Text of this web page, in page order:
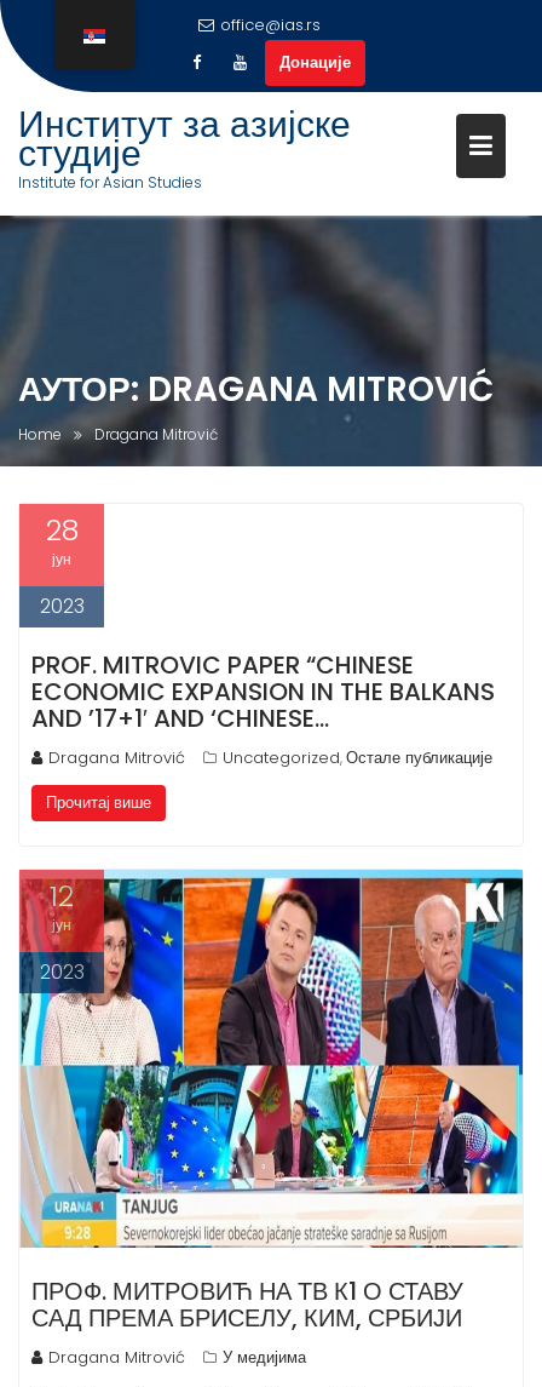
S
n
office@ias.rs
Донације
Институт за азијске
студије
Institute for Asian Studies
АУТОР:DRAGANA MITROVIĆ
Home Dragana Mitrović
28
јун
2023
PROF. MITROVIC PAPER “CHINESE
ECONOMIC EXPANSION IN THE BALKANS
AND ’17+1′ AND ‘CHINESE…
Dragana Mitrović Uncategorized,Остале публикације
Прочитај више
12
јун
2023
ПРОФ. МИТРОВИЋ НА ТВ К1 О СТАВУ
САД ПРЕМА БРИСЕЛУ, КИМ, СРБИЈИ
Dragana Mitrović У медијима